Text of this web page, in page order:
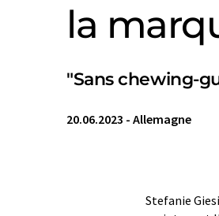
la
"Sans chewing-
20.06.2023 - Allemagne
Stefanie